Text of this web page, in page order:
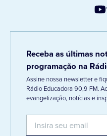
Receba as últimas
programação na
Assine nossa newsletter e
Rádio Educadora 90,9 FM.
evangelização, notícias e